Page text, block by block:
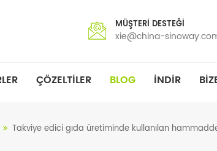
MÜŞTERI DESTEĞI
xie@china-
ÇÖZELTILER BLOG INDIR
Takviye edici gıda üretiminde kullanılan